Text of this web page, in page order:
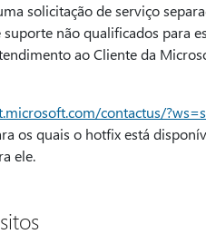
solicitação de serviço
não qualificados para
ao Cliente da
contactus/
os quais o hotfix está
ele.